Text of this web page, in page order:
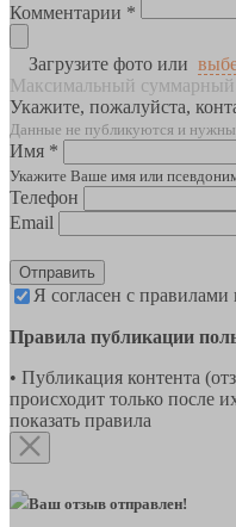
Комментарии *
Загрузите фото или
Максимальный суммарный
Укажите, пожалуйста,
Данные не публикуются и
Имя *
Укажите Ваше имя или
Телефон
Email
Отправить
Я согласен с
Правила публикации
• Публикация контента
происходит только после
показать правила
Ваш отзыв отправлен!